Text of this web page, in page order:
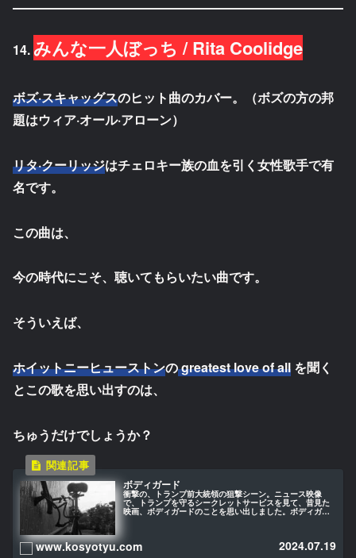
14. みんな一人ぼっち / Rita Coolidge
ボズ·スキャッグスのヒット曲のカバー。（ボズの方の邦
題はウィア·オール·アローン）
リタ·クーリッジはチェロキー族の血を引く女性歌手で有
名です。
この曲は、
今の時代にこそ、聴いてもらいたい曲です。
そういえば、
ホイットニーヒューストンのgreatest love of all を聞く
とこの歌を思い出すのは、
ちゅうだけでしょうか？
ボディガード
衝撃の、トランプ前大統領の狙撃シーン。ニュース映像
で、トランプを守るシークレットサービスを見て、昔見た
映画、ボディガードのことを思い出しました。ボディガー
www.kosyotyu.com 2024.07.19